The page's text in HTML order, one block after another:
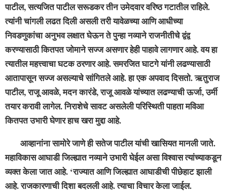
पाटील, सत्यजित पाटील सरूडकर तीन उमेदवार वरिष्ठ गटातील राहिले.
त्यांनी चांगली लढत दिली असली तरी यावेळच्या आणि आधीच्या
निवडणुकांचा अनुभव लक्षात घेऊन ते पुन्हा नव्याने राजनीतीचे द्वंद्व
करण्यासाठी कितपत जोमाने सज्ज असणार हेही पाहावे लागणार आहे. वय हा
त्यातील महत्त्वाचा घटक ठरणार आहे. समरजित घाटगे यांनी लढण्यासाठी
आतापासून सज्ज असल्याचे सांगितले आहे. हा एक अपवाद दिसतो. ऋतुराज
पाटील, राजू आवळे, मदन कारंडे, राजू आवळे यांच्यात लढण्याची ऊर्जा, उर्मी
तयार करावी लागेल. निराशेचे सावट असलेली परिस्थिती पाहता मविआ
कितपत उभारी घेणार हाच खरा मुद्दा आहे.
आव्हानांना सामोरे जाणे ही सतेज पाटील यांची खासियत मानली जाते.
महाविकास आघाडी जिल्ह्यात नव्याने उभारी घेईल असा विश्वास त्यांच्याकडून
व्यक्त केला जात आहे. ‘राज्यात आणि जिल्ह्यात आघाडीची पीछेहाट झाली
आहे. राजकारणाची दिशा बदलली आहे. त्याचा विचार केला जाईल.